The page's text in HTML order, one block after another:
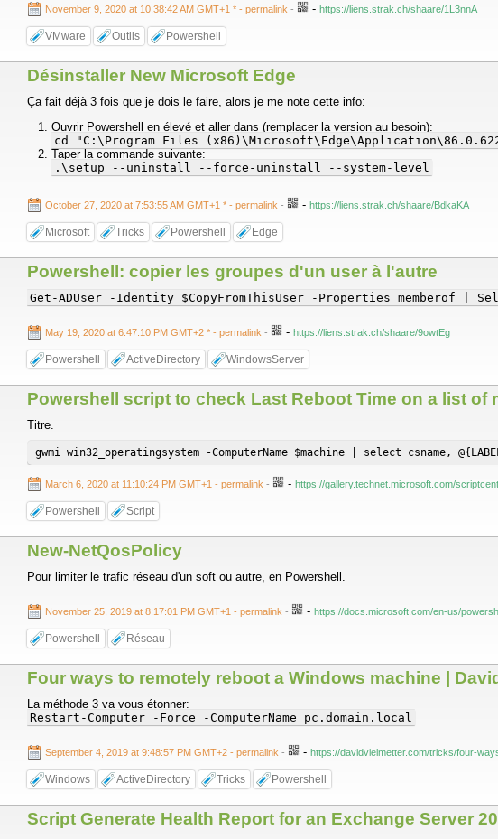
November 9, 2020 at 10:38:42 AM GMT+1 * - permalink - - https://liens.strak.ch/shaare/1L3nnA
VMware Outils Powershell
Désinstaller New Microsoft Edge
Ça fait déjà 3 fois que je dois le faire, alors je me note cette info:
Ouvrir Powershell en élevé et aller dans (remplacer la version au besoin):
cd "C:\Program Files
Taper la commande suivante:
.\setup --uninstall --force-uninstall --system-level
October 27, 2020 at 7:53:55 AM GMT+1 * - permalink - - https://liens.strak.ch/shaare/BdkaKA
Microsoft Tricks Powershell Edge
Powershell: copier les groupes d'un user à l'autre
Get-ADUser -Identity $CopyFromThisUser -Properties memberof |
May 19, 2020 at 6:47:10 PM GMT+2 * - permalink - - https://liens.strak.ch/shaare/9owtEg
Powershell ActiveDirectory WindowsServer
Powershell script to check Last Reboot Time on a list of
Titre.
gwmi win32_operatingsystem -ComputerName $machine | select csname,
March 6, 2020 at 11:10:24 PM GMT+1 - permalink - - https://gallery.technet.microsoft.com/
Powershell Script
New-NetQosPolicy
Pour limiter le trafic réseau d'un soft ou autre, en Powershell.
November 25, 2019 at 8:17:01 PM GMT+1 - permalink - - https://docs.microsoft.com/en-us/
Powershell Réseau
Four ways to remotely reboot a Windows machine |
La méthode 3 va vous étonner:
Restart-Computer -Force -ComputerName pc.domain.local
September 4, 2019 at 9:48:57 PM GMT+2 - permalink - - https://davidvielmetter.com/tricks/four-
Windows ActiveDirectory Tricks Powershell
Script Generate Health Report for an Exchange Server